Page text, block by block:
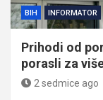
BIH INFORMATOR
Prihodi od
porasli za
2 sedmice ago